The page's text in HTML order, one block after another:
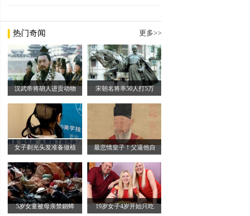
热门奇闻 更多>>
汉武帝将胡人进贡动物 宋朝名将率50人打5万
女子剃光头发准备做植 最悲情皇子！父逼他自
5岁女童被母亲禁錮蟑 19岁女子4岁开始只吃